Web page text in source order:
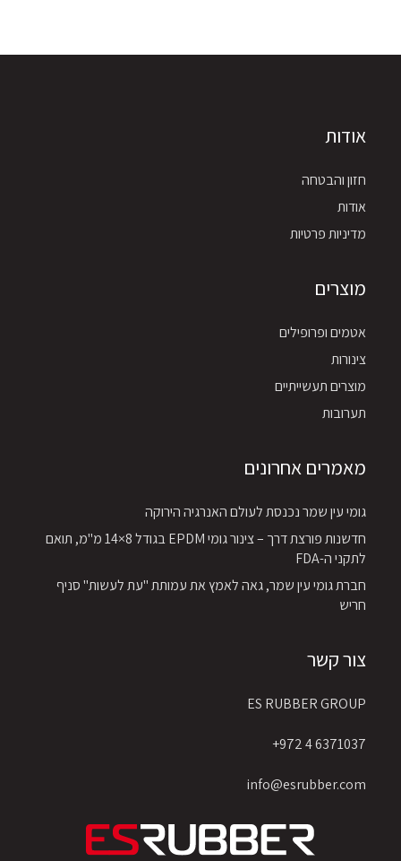
אודות
חזון והבטחה
אודות
מדיניות פרטיות
מוצרים
אטמים ופרופילים
צינורות
מוצרים תעשייתיים
תערובות
מאמרים אחרונים
גומי עין שמר נכנסת לעולם האנרגיה הירוקה
חדשנות פורצת דרך – צינור גומי EPDM בגודל 8×14 מ"מ, תואם
לתקני ה-FDA
חברת גומי עין שמר, גאה לאמץ את עמותת "עת לעשות" סניף
חריש
צור קשר
ES RUBBER GROUP
6371037 4 972+
info@esrubber.com